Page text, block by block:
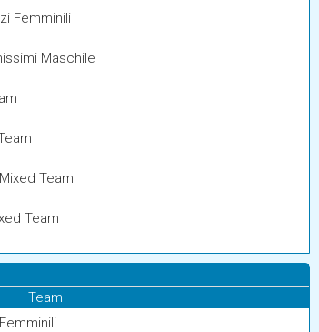
Femminili
Maschile
Team
Team
Team